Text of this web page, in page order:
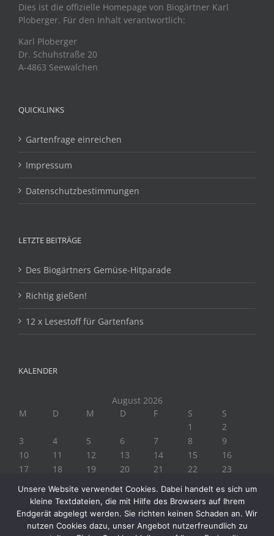
Dies ist die offizielle Homepage von Biogärtner Karl
Ploberger. Für den Inhalt verantwortlich:
Karl Ploberger
Dr. Schuhstraße 20
A-4863 Seewalchen
QUICKLINKS
Gartenfrage einreichen
Impressum
Datenschutzbestimmungen
LETZTE BEITRÄGE
Des Biogärtners Gemüse-Hitparade
Richtig gießen!
12 x Lesestoff für Gartenfans
KALENDER
August 2026
M
D M D F S
S
1
2
3
4 5 6 7 8
9
10
11 12 13 14 15
16
17
18 19 20 21 22
23
« Juli
Unsere Website verwendet Cookies. Dabei handelt es sich um
kleine Textdateien, die mit Hilfe des Browsers auf Ihrem
Endgerät abgelegt werden. Sie richten keinen Schaden an. Wir
nutzen Cookies dazu, unser Angebot nutzerfreundlich zu